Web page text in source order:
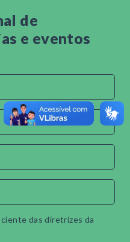
de
e eventos
das diretrizes da